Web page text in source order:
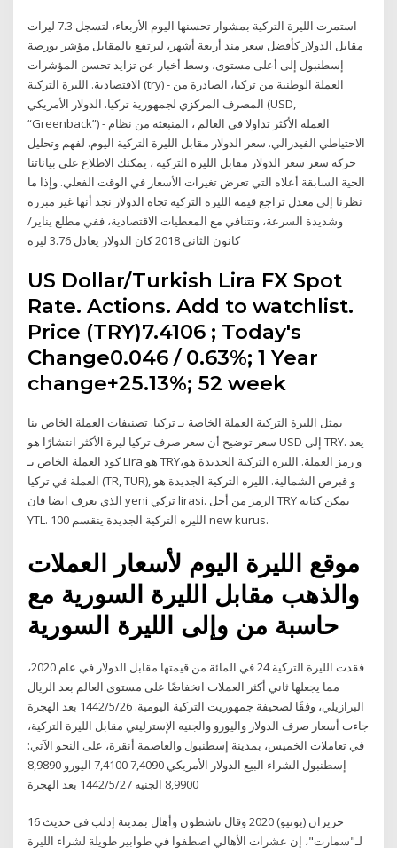
استمرت الليرة التركية بمشوار تحسنها اليوم الأربعاء، لتسجل 7.3 ليرات
مقابل الدولار كأفضل سعر منذ أربعة أشهر، ليرتفع بالمقابل مؤشر بورصة
إسطنبول إلى أعلى مستوى، وسط أخبار عن تزايد تحسن المؤشرات
الاقتصادية. الليرة التركية (try) - العملة الوطنية من تركيا، الصادرة من
المصرف المركزي لجمهورية تركيا. الدولار الأمريكي (USD,
“Greenback”) - العملة الأكثر تداولا في العالم ، المنبعثة من نظام
الاحتياطي الفيدرالي. سعر الدولار مقابل الليرة التركية اليوم. لفهم وتحليل
حركة سعر سعر الدولار مقابل الليرة التركية ، يمكنك الاطلاع على بياناتنا
الحية السابقة أعلاه التي تعرض تغيرات الأسعار في الوقت الفعلي. وإذا ما
نظرنا إلى معدل تراجع قيمة الليرة التركية تجاه الدولار نجد أنها غير مبررة
وشديدة السرعة، وتتنافي مع المعطيات الاقتصادية، ففي مطلع يناير/
كانون الثاني 2018 كان الدولار يعادل 3.76 ليرة
US Dollar/Turkish Lira FX Spot
Rate. Actions. Add to watchlist.
Price (TRY)7.4106 ; Today's
Change0.046 / 0.63%; 1 Year
change+25.13%; 52 week
يمثل الليرة التركية العملة الخاصة بـ تركيا. تصنيفات العملة الخاص بنا
توضيح أن سعر صرف تركيا ليرة الأكثر انتشارًا هو ‎سعر USD إلى TRY‎. يعد
كود العملة الخاص بـ Lira هو TRY،و رمز العملة. الليره التركية الجديدة هو
العملة في تركيا (TR, TUR), و قبرص الشمالية. الليره التركية الجديدة هو
الذي يعرف ايضا فان yeni تركي lirasi. الرمز من أجل TRY يمكن كتابة
YTL. الليره التركية الجديدة ينقسم 100 new kurus.
موقع الليرة اليوم لأسعار العملات
والذهب مقابل الليرة السورية مع
حاسبة من وإلى الليرة السورية
فقدت الليرة التركية 24 في المائة من قيمتها مقابل الدولار في عام 2020،
مما يجعلها ثاني أكثر العملات انخفاضًا على مستوى العالم بعد الريال
البرازيلي، وفقًا لصحيفة جمهوريت التركية اليومية. 26‏‏/5‏‏/1442 بعد الهجرة
جاءت أسعار صرف الدولار واليورو والجنيه الإسترليني مقابل الليرة التركية،
في تعاملات الخميس، بمدينة إسطنبول والعاصمة أنقرة، على النحو الآتي:
إسطنبول الشراء البيع الدولار الأمريكي 7,4090 7,4100 اليورو 8,9890
8,9900 الجنيه 27‏‏/5‏‏/1442 بعد الهجرة
16 حزيران (يونيو) 2020 وقال ناشطون وأهال بمدينة إدلب في حديث
لـ"سمارت"، إن عشرات الأهالي اصطفوا في طوابير طويلة لشراء الليرة